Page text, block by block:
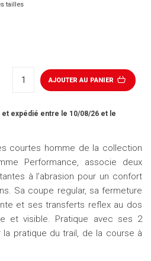
tailles
AJOUTER AU PANIER
et expédié entre le 10/08/26 et le
courtes homme de la collection
Performance, associe deux
à l’abrasion pour un confort
Sa coupe regular, sa fermeture
et ses transferts reflex au dos
et visible. Pratique avec ses 2
pratique du trail, de la course à